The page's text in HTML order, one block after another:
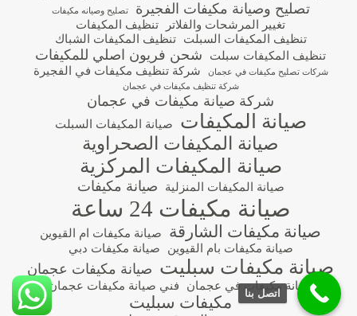
تصليح وصيانة مكيفات الفجيرة تصليح وصيانه مكيفات
تغيير المرشحات والفلاتر
تنظيف المكيفات
تنظيف المكيفات السبلت
تنظيف المكيفات الشباك
تنظيف المكيفات سبلت
شحن فريون اصلي للمكيفات
شركات تصليح مكيفات في عجمان شركة تنظيف مكيفات في الفجيرة
شركة تنظيف مكيفات في عجمان
شركة صيانة مكيفات في عجمان
صيانة المكيفات صيانة المكيفات السبلت
صيانة المكيفات الصحراوية
صيانة المكيفات المركزية
صيانة المكيفات المنزلية صيانة مكيفات
صيانة مكيفات 24 ساعة
صيانة مكيفات الشارقة
صيانة مكيفات ام القيوين
صيانة مكيفات بام القيوين
صيانة مكيفات دبي
صيانة مكيفات سبليت صيانة مكيفات عجمان
صيانة مكيفات في عجمان فني صيانة مكيفات عجمان
مكيفات سبليت
اتصل بنا